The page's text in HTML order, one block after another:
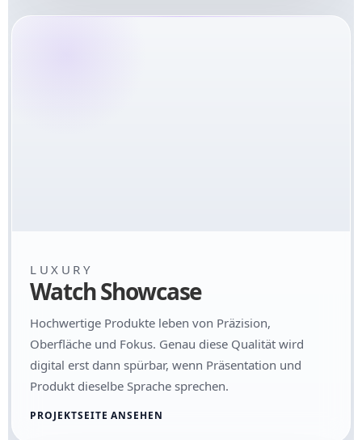
LUXURY
Watch Showcase
Hochwertige Produkte leben von Präzision,
Oberfläche und Fokus. Genau diese Qualität wird
digital erst dann spürbar, wenn Präsentation und
Produkt dieselbe Sprache sprechen.
PROJEKTSEITE ANSEHEN